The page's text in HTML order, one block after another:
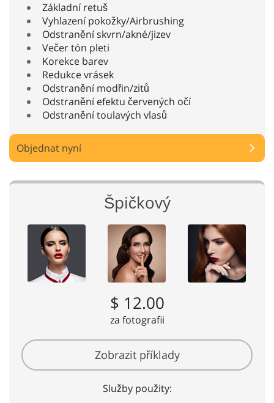
Základní retuš
Vyhlazení pokožky/Airbrushing
Odstranění skvrn/akné/jizev
Večer tón pleti
Korekce barev
Redukce vrásek
Odstranění modřin/zitů
Odstranění efektu červených očí
Odstranění toulavých vlasů
Objednat nyní
Špičkový
$ 12.00
za fotografii
Zobrazit příklady
Služby použity: